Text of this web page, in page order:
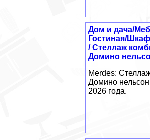
Дом и дача/
Гостиная/
/ Стеллаж
Домино
Merdes:
Домино
2026 года.